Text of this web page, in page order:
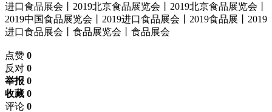
进口食品展会丨2019北京食品展览会丨2019北京食品展览会丨
2019中国食品展览会丨2019进口食品展会丨2019食品展丨2019
进口食品展会丨食品展览会丨食品展会
点赞 0
反对 0
举报 0
收藏 0
评论 0